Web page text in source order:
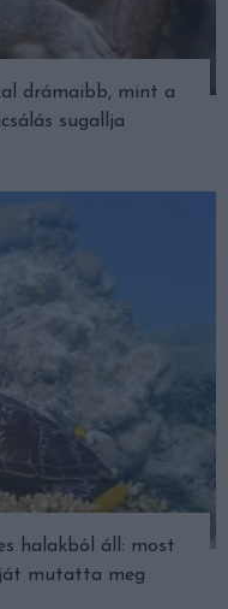
drámaibb, mint a
sugallja
halakból áll: most
mutatta meg